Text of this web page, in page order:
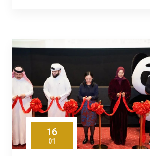
16
01